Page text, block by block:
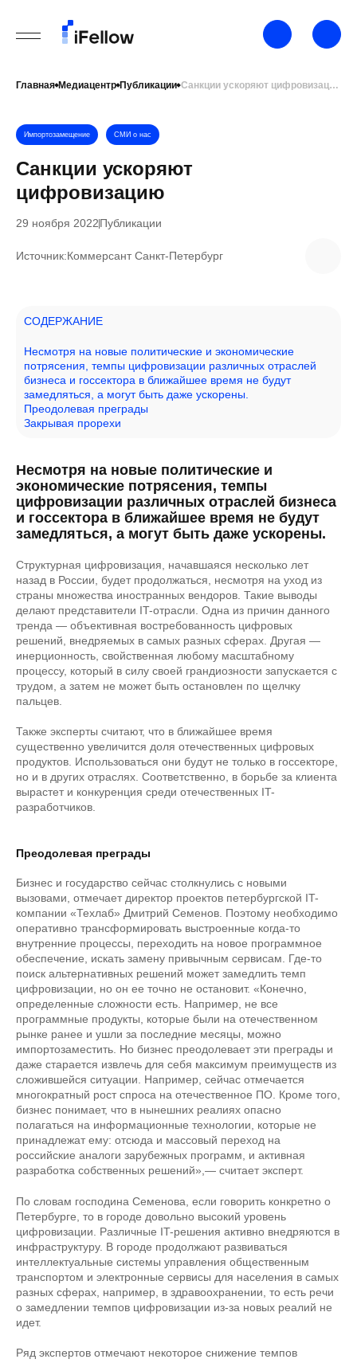
Главная Медиацентр Публикации Санкции ускоряют цифровизацию
Санкции ускоряют
цифровизацию
Импортозамещение СМИ о нас
29 ноября 2022Публикации
Источник:Коммерсант Санкт-Петербург
СОДЕРЖАНИЕ
Несмотря на новые политические и экономические
потрясения, темпы цифровизации различных отраслей
бизнеса и госсектора в ближайшее время не будут
замедляться, а могут быть даже ускорены.
Преодолевая преграды
Закрывая прорехи
Несмотря на новые политические и
экономические потрясения, темпы
цифровизации различных отраслей бизнеса
и госсектора в ближайшее время не будут
замедляться, а могут быть даже ускорены.
Структурная цифровизация, начавшаяся несколько лет
назад в России, будет продолжаться, несмотря на уход из
страны множества иностранных вендоров. Такие выводы
делают представители IT-отрасли. Одна из причин данного
тренда — объективная востребованность цифровых
решений, внедряемых в самых разных сферах. Другая —
инерционность, свойственная любому масштабному
процессу, который в силу своей грандиозности запускается с
трудом, а затем не может быть остановлен по щелчку
пальцев.
Также эксперты считают, что в ближайшее время
существенно увеличится доля отечественных цифровых
продуктов. Использоваться они будут не только в госсекторе,
но и в других отраслях. Соответственно, в борьбе за клиента
вырастет и конкуренция среди отечественных IT-
разработчиков.
Преодолевая преграды
Бизнес и государство сейчас столкнулись с новыми
вызовами, отмечает директор проектов петербургской IT-
компании «Техлаб» Дмитрий Семенов. Поэтому необходимо
оперативно трансформировать выстроенные когда-то
внутренние процессы, переходить на новое программное
обеспечение, искать замену привычным сервисам. Где-то
поиск альтернативных решений может замедлить темп
цифровизации, но он ее точно не остановит. «Конечно,
определенные сложности есть. Например, не все
программные продукты, которые были на отечественном
рынке ранее и ушли за последние месяцы, можно
импортозаместить. Но бизнес преодолевает эти преграды и
даже старается извлечь для себя максимум преимуществ из
сложившейся ситуации. Например, сейчас отмечается
многократный рост спроса на отечественное ПО. Кроме того,
бизнес понимает, что в нынешних реалиях опасно
полагаться на информационные технологии, которые не
принадлежат ему: отсюда и массовый переход на
российские аналоги зарубежных программ, и активная
разработка собственных решений»,— считает эксперт.
По словам господина Семенова, если говорить конкретно о
Петербурге, то в городе довольно высокий уровень
цифровизации. Различные IT-решения активно внедряются в
инфраструктуру. В городе продолжают развиваться
интеллектуальные системы управления общественным
транспортом и электронные сервисы для населения в самых
разных сферах, например, в здравоохранении, то есть речи
о замедлении темпов цифровизации из-за новых реалий не
идет.
Ряд экспертов отмечают некоторое снижение темпов